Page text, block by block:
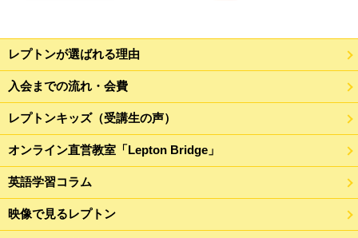
レプトンが選ばれる理由
入会までの流れ・会費
レプトンキッズ（受講生の声）
オンライン直営教室「Lepton Bridge」
英語学習コラム
映像で見るレプトン